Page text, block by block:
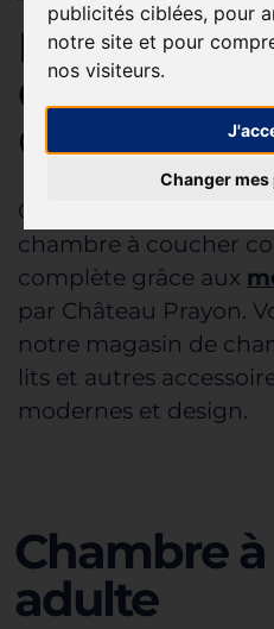
publicités ciblées, pour
notre site et pour
nos visiteurs.
Changer
LA
COUCHER
CHÂTEAU
Optimisez
chambre à coucher
complète grâce aux
par Château Prayon.
notre magasin de
lits et autres
modernes et design.
Chambre
adulte